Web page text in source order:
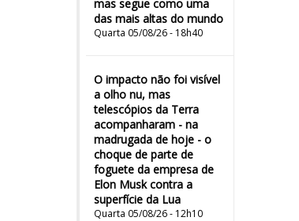
mas segue como uma
das mais altas do mundo
Quarta 05/08/26 - 18h40
O impacto não foi visível
a olho nu, mas
telescópios da Terra
acompanharam - na
madrugada de hoje - o
choque de parte de
foguete da empresa de
Elon Musk contra a
superfície da Lua
Quarta 05/08/26 - 12h10